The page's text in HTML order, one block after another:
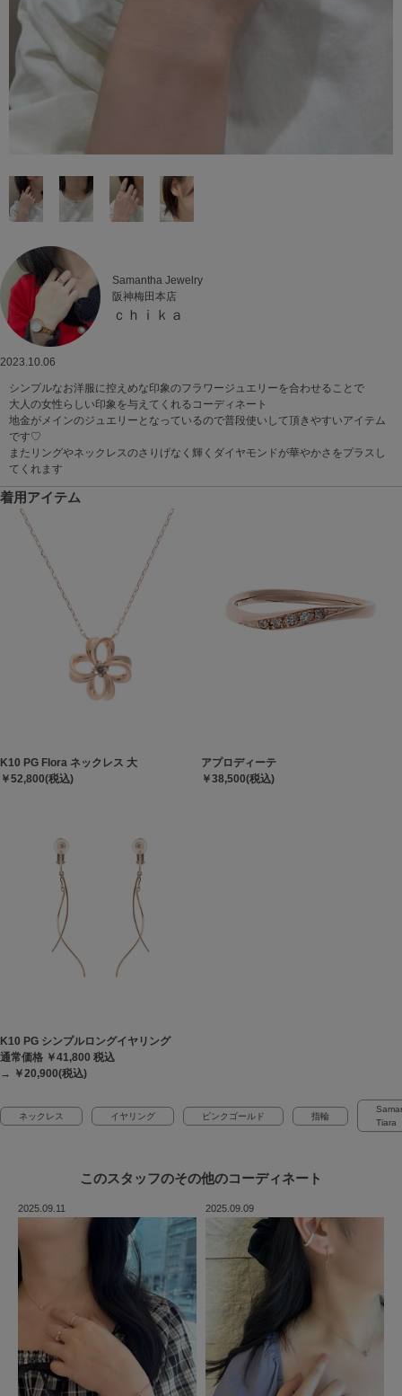
Samantha Jewelry
阪神梅田本店
ｃｈｉｋａ
2023.10.06
シンプルなお洋服に控えめな印象のフラワージュエリーを合わせることで
大人の女性らしい印象を与えてくれるコーディネート
地金がメインのジュエリーとなっているので普段使いして頂きやすいアイテム
です♡
またリングやネックレスのさりげなく輝くダイヤモンドが華やかさをプラスし
てくれます
着用アイテム
K10 PG Flora ネックレス 大
￥52,800(税込)
アプロディーテ
￥38,500(税込)
K10 PG シンプルロングイヤリング
通常価格 ￥41,800 税込
→ ￥20,900(税込)
ネックレス イヤリング ピンクゴールド 指輪
Tiara
このスタッフのその他のコーディネート
2025.09.11 2025.09.09